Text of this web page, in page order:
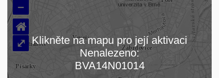
Načítám mapu…
–
⌂
⤢ Klikněte na mapu pro její aktivaci
Nenalezeno:
BVA14N01014